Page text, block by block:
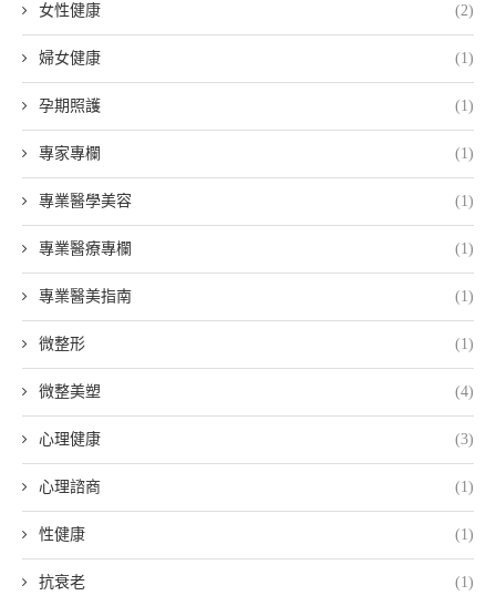
女性健康 (2)
婦女健康 (1)
孕期照護 (1)
專家專欄 (1)
專業醫學美容 (1)
專業醫療專欄 (1)
專業醫美指南 (1)
微整形 (1)
微整美塑 (4)
心理健康 (3)
心理諮商 (1)
性健康 (1)
抗衰老 (1)